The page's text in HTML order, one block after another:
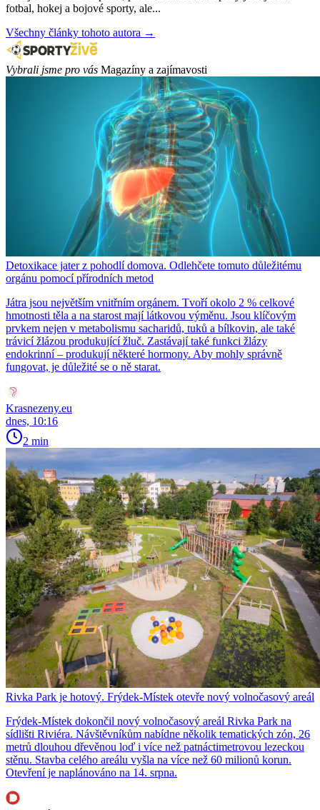
fotbal, hokej a bojové sporty, ale...
Všechny články tohoto autora →
Vybrali jsme pro vás Magazíny a zajímavosti
Detoxikace jater z pohodlí domova. Odlehčete tomuto důležitému
orgánu pomocí přírodních metod
Játra jsou největším vnitřním orgánem. Tvoří okolo 2 % celkové
hmotnosti těla a na starost mají látkovou výměnu. Jsou klíčovým
prvkem nejen v metabolismu sacharidů, tuků a bílkovin, ale také
trávicí žlázou produkující žluč. Zastávají také funkci žlázy
endokrinní – produkují některé hormony. Aby mohly správně
fungovat, je důležité se o ně starat.
Krasnezeny.eu
dnes, 10:16
2 min
Rivka Park je hotový. Frýdek-Místek otevře nový volnočasový areál
Frýdek-Místek dokončil nový volnočasový areál Rivka Park na
sídlišti Riviéra. Návštěvníkům nabídne několik tematických zón, 26
metrů dlouhou dřevěnou loď i více než patnáctimetrovou lezeckou
stěnu. Stavba celého areálu vyšla na více než 60 milionů korun.
Otevření je naplánováno na 14. srpna.